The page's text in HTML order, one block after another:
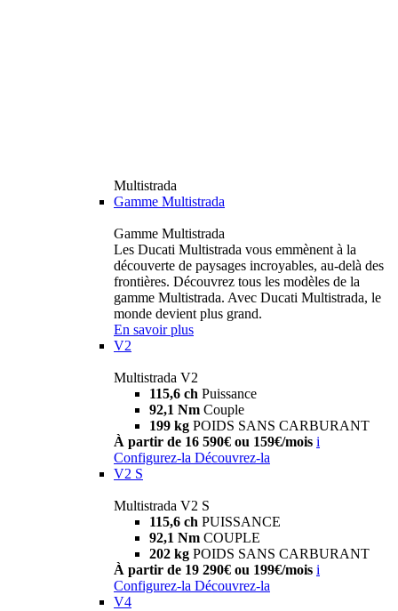
Multistrada
Gamme Multistrada
Gamme Multistrada
Les Ducati Multistrada vous emmènent à la
découverte de paysages incroyables, au-delà des
frontières. Découvrez tous les modèles de la
gamme Multistrada. Avec Ducati Multistrada, le
monde devient plus grand.
En savoir plus
V2
Multistrada V2
115,6 ch Puissance
92,1 Nm Couple
199 kg POIDS SANS CARBURANT
À partir de 16 590€ ou 159€/mois i
Configurez-la Découvrez-la
V2 S
Multistrada V2 S
115,6 ch PUISSANCE
92,1 Nm COUPLE
202 kg POIDS SANS CARBURANT
À partir de 19 290€ ou 199€/mois i
Configurez-la Découvrez-la
V4